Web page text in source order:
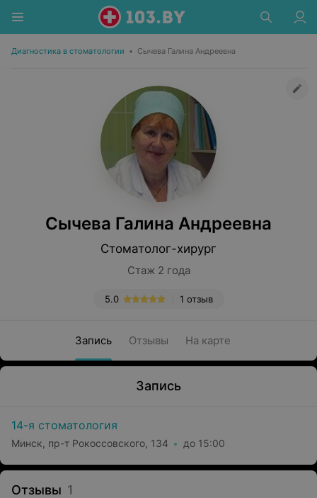
Диагностика в стоматологии • Сычева Галина Андреевна
Сычева Галина Андреевна
Стоматолог-хирург
Стаж 2 года
1 отзыв
5.0
Запись Отзывы На карте
Запись
14-я стоматология
Минск, пр-т Рокоссовского, 134 до 15:00
Отзывы 1